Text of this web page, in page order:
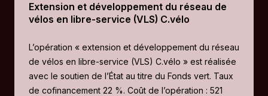
Extension et développement du réseau de
vélos en libre-service (VLS) C.vélo
L’opération « extension et développement du réseau
de vélos en libre-service (VLS) C.vélo » est réalisée
avec le soutien de l’État au titre du Fonds vert. Taux
de cofinancement 22 %. Coût de l’opération : 521